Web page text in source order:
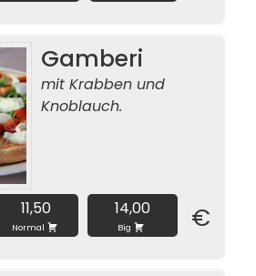
Gamberi
11,50
Normal
14,00
Big €
mit Krabben und
Knoblauch.